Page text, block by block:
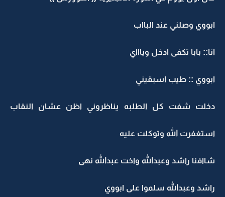
ابووي وصلني عند البااب
انا:: بابا تكفى ادخل وياااي
ابووي :: طيب اسبقيني
دخلت شفت كل الطلبه يناظروني اظن عشان النقاب
استغفرت الله وتوكلت عليه
شاافنا راشد وعبدالله واخت عبدالله نهى
راشد وعبدالله سلموا على ابووي